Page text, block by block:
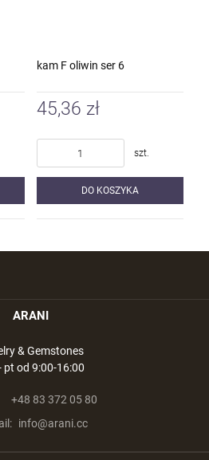
kam F oliwin ser 6
45,36 zł
szt.
DO KOSZYKA
ARANI
& Gemstones
pt od 9:00-16:00
+48 83 372 05 80
info@arani.cc